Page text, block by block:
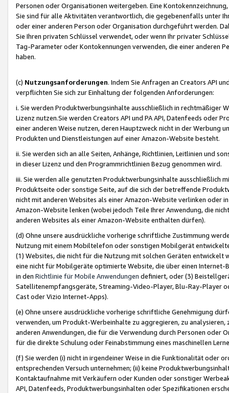
Personen oder Organisationen weitergeben. Eine
Sie sind für alle Aktivitäten verantwortlich, die gegebenenfalls unter
oder einer anderen Person oder Organisation durchgeführt werden.
Sie Ihren privaten Schlüssel verwendet, oder wenn Ihr privater
Tag-Parameter oder Kontokennungen verwenden, die einer anderen
haben.
(c) Nutzungsanforderungen. Indem Sie Anfragen an Creators API
verpflichten Sie sich zur Einhaltung der folgenden Anforderungen:
i. Sie werden Produktwerbungsinhalte ausschließlich in rechtmäßiger
Lizenz nutzen.Sie werden Creators API und PA API, Datenfeeds oder
einer anderen Weise nutzen, deren Hauptzweck nicht in der Werbung
Produkten und Dienstleistungen auf einer Amazon-Website besteht.
ii. Sie werden sich an alle Seiten, Anhänge, Richtlinien, Leitlinien und
in dieser Lizenz und den Programmrichtlinien Bezug genommen wird.
iii. Sie werden alle genutzten Produktwerbungsinhalte ausschließlich
Produktseite oder sonstige Seite, auf die sich der betreffende
nicht mit anderen Websites als einer Amazon-Website verlinken oder
Amazon-Website lenken (wobei jedoch Teile Ihrer Anwendung, die
anderen Websites als einer Amazon-Website enthalten dürfen).
(d) Ohne unsere ausdrückliche vorherige schriftliche Zustimmung
Nutzung mit einem Mobiltelefon oder sonstigen Mobilgerät
(1) Websites, die nicht für die Nutzung mit solchen Geräten
eine nicht für Mobilgeräte optimierte Website, die über einen
in den Richtlinie für Mobile Anwendungen definiert, oder (3)
Satellitenempfangsgeräte, Streaming-Video-Player, Blu-Ray-Player
Cast oder Vizio Internet-Apps).
(e) Ohne unsere ausdrückliche vorherige schriftliche Genehmigung
verwenden, um Produkt-Werbeinhalte zu aggregieren, zu
anderen Anwendungen, die für die Verwendung durch Personen
für die direkte Schulung oder Feinabstimmung eines maschinellen
(f) Sie werden (i) nicht in irgendeiner Weise in die Funktionalität oder
entsprechenden Versuch unternehmen; (ii) keine
Kontaktaufnahme mit Verkäufern oder Kunden oder sonstiger
API, Datenfeeds, Produktwerbungsinhalten oder Spezifikationen